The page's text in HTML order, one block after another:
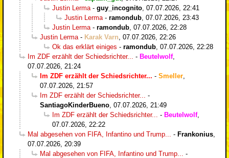
Justin Lerma - guy_incognito 07.07.2026, 22:41
Justin Lerma - ramondub 07.07.2026, 23:43
Justin Lerma - ramondub 07.07.2026, 22:28
Justin Lerma - Karak Varn 07.07.2026, 22:26
Ok das erklärt einiges - ramondub 07.07.2026, 22:28
Im ZDF erzählt der Schiedsrichter...
- Beutelwolf,
07.07.2026, 21:24
Im ZDF erzählt der Schiedsrichter... - Smeller
07.07.2026, 21:57
Im ZDF erzählt der Schiedsrichter...
-
SantiagoKinderBueno 07.07.2026, 21:49
Im ZDF erzählt der Schiedsrichter...
- Beutelwolf,
07.07.2026, 22:22
Mal abgesehen von FIFA, Infantino und Trump...
- Frankonius
07.07.2026, 20:39
Mal abgesehen von FIFA, Infantino und Trump...
-